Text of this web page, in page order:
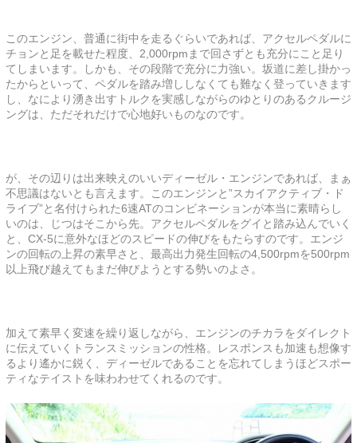
このエンジン、普通に街中を走るぐらいであれば、アクセルペダルに
チョンと足を載せた程度、2,000rpmまで回さずとも充分にこと足り
てしまいます。しかも、その段階で充分に力強い。坂道に差し掛かっ
たからといって、ペダルを踏み増ししなくても難なく登っていきます
し、なにより湧き出すトルクを実感しながらのゆとりのあるクルージ
ングは、ただそれだけで心地好いものなのです。
が、その辺りは出来映えのいいディーゼル・エンジンであれば、まぁ
不思議はないとも言えます。このエンジンと”スカイアクティブ・ド
ライブ”と名付けられた6速ATのコンビネーションが本当に素晴らし
いのは、じつはそこから先。アクセルペダルをグイと踏み込んでいく
と、CX-5に意外なほどのスピードの伸びをもたらすのです。エンジ
ンの回転の上昇の素早さと、最高出力発生回転の4,500rpmを500rpm
以上飛び越えてもまだ伸びようとする勢いのよさ。
加えて素早く変速を繰り返しながら、エンジンのチカラをダイレクト
に伝えていくトランスミッションの性格。レスポンスも加速も想像す
るより遙かに鋭く、ディーゼルであることを忘れてしまうほどスポー
ティなテイストを味わわせてくれるのです。